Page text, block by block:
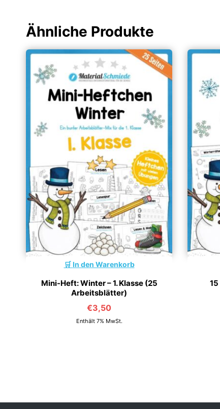
Ähnliche Produkte
In den Warenkorb
Mini-Heft: Winter – 1. Klasse (25
Arbeitsblätter)
€3,50
Enthält 7% MwSt.